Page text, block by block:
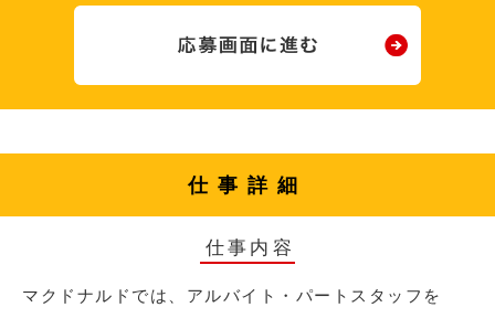
仕事詳細
仕事内容
マクドナルドでは、アルバイト・パートスタッフを